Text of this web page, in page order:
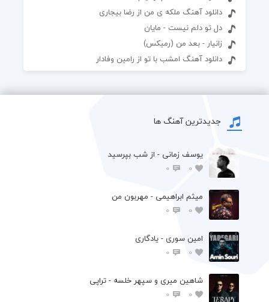
دانلود آهنگ ملکه ی من از رضا بیجاری
دل تو دلم نیست - مایان
زانیار - بعد من (رمیکس)
دانلود آهنگ امشب با تو از رامین وفادار
جدیدترین آهنگ ها
یوسف زمانی - از شب بپرسید
0
0
میثم ابراهیمی - مهربون من
0
0
امین سوری - یادگاری
0
0
شاهین میری و سپهر خلسه - تراپی
0
0